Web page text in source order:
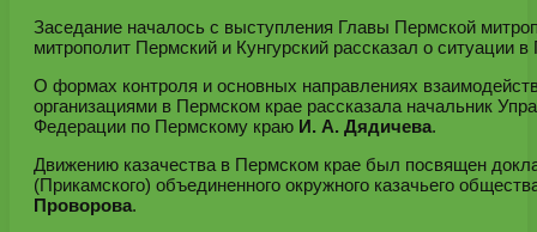
Заседание началось с выступления Главы Пермской
митрополит Пермский и Кунгурский рассказал о ситуации
О формах контроля и основных направлениях
организациями в Пермском крае рассказала начальник
Федерации по Пермскому краю И. А. Дядичева.
Движению казачества в Пермском крае был посвящен
(Прикамского) объединенного окружного казачьего
Проворова.